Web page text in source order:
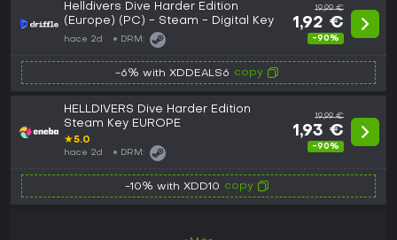
Helldivers Dive Harder Edition
(Europe) (PC) - Steam - Digital Key
hace 2d DRM:
19,99 €
1,92 €
-90%
-6% with XDDEALS6 copy
HELLDIVERS Dive Harder Edition
Steam Key EUROPE
★5.0
hace 2d DRM:
19,99 €
1,93 €
-90%
-10% with XDD10 copy